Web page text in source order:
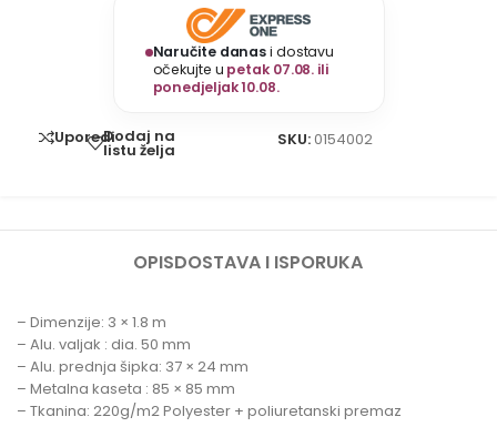
Naručite danasi dostavu
očekujte u petak 07.08. ili
ponedjeljak 10.08.
UporediDodaj na
listu želja
SKU: 0154002
OPISDOSTAVA I ISPORUKA
– Dimenzije: 3 × 1.8 m
– Alu. valjak : dia. 50 mm
– Alu. prednja šipka: 37 × 24 mm
– Metalna kaseta : 85 × 85 mm
– Tkanina: 220g/m2 Polyester + poliuretanski premaz